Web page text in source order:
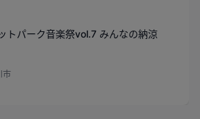
トパーク音楽祭vol.7 みんなの納涼
市